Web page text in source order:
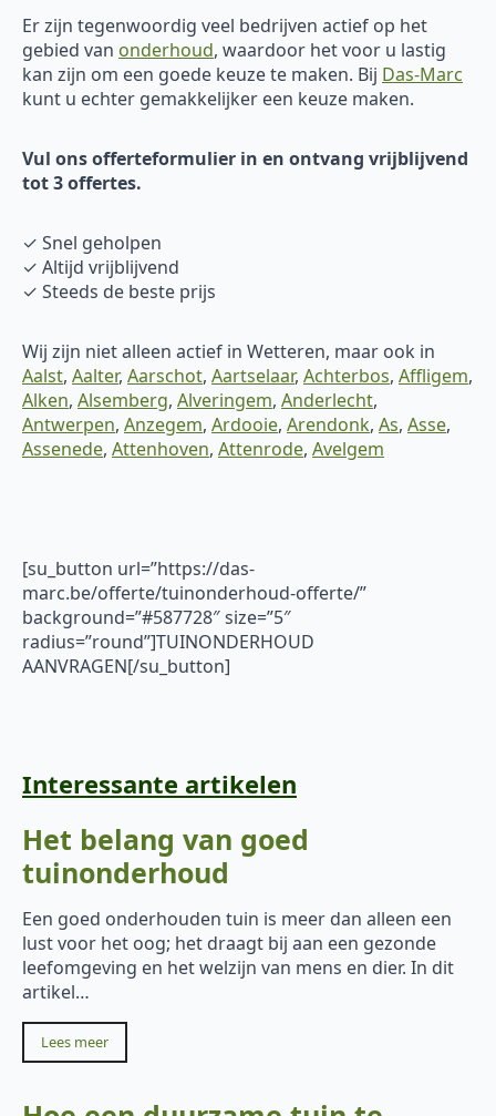
Er zijn tegenwoordig veel bedrijven actief op het
gebied van onderhoud, waardoor het voor u lastig
kan zijn om een goede keuze te maken. Bij Das-Marc
kunt u echter gemakkelijker een keuze maken.
Vul ons offerteformulier in en ontvang vrijblijvend
tot 3 offertes.
✓ Snel geholpen
✓ Altijd vrijblijvend
✓ Steeds de beste prijs
Wij zijn niet alleen actief in Wetteren, maar ook in
Aalst, Aalter, Aarschot, Aartselaar, Achterbos, Affligem,
Alken, Alsemberg, Alveringem, Anderlecht,
Antwerpen, Anzegem, Ardooie, Arendonk, As, Asse,
Assenede, Attenhoven, Attenrode, Avelgem
[su_button url=”https://das-
marc.be/offerte/tuinonderhoud-offerte/”
background=”#587728″ size=”5″
radius=”round”]TUINONDERHOUD
AANVRAGEN[/su_button]
Interessante artikelen
Het belang van goed
tuinonderhoud
Een goed onderhouden tuin is meer dan alleen een
lust voor het oog; het draagt bij aan een gezonde
leefomgeving en het welzijn van mens en dier. In dit
artikel…
Lees meer